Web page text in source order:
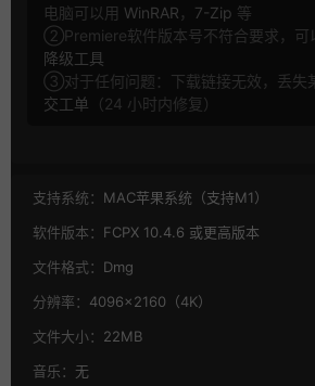
电脑可以用 WinRAR ， 7-Zip 等
②Premiere软件版本号不符合要求，可
降级工具
③对于任何问题：下载链接无效，丢失
交工单 （24 小时内修复）
支持系统： MAC苹果系统（支持M1）
软件版本： FCPX 10.4.6 或更高版本
文件格式： Dmg
分辨率： 4096×2160（4K）
文件大小： 22MB
音乐： 无